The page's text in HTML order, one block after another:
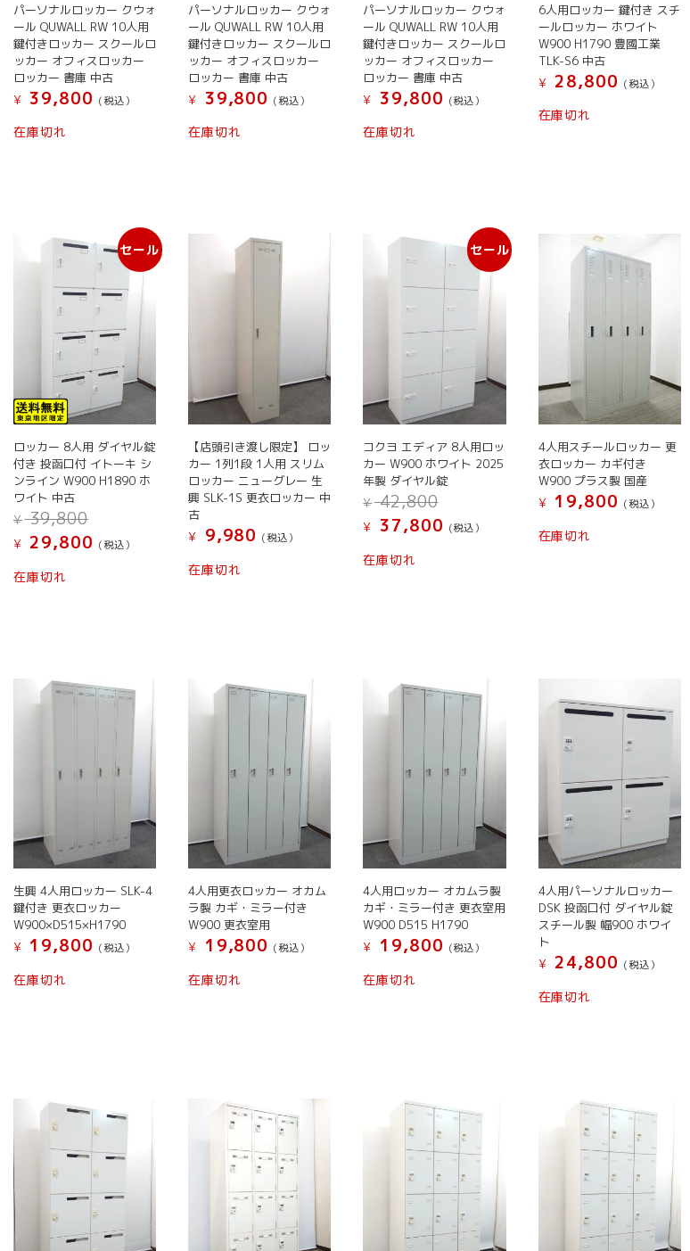
す。
オ
プ
シ
ョ
ジ
す
す。
オ
プ
シ
ョ
ジ
か
ら
選
パーソナルロッカー クウォ
ール QUWALL RW 10人用
鍵付きロッカー スクールロ
ッカー オフィスロッカー
ロッカー 書庫 中古
¥
39,800 (税込）
在庫切れ
パーソナルロッカー クウォ
ール QUWALL RW 10人用
鍵付きロッカー スクールロ
ッカー オフィスロッカー
ロッカー 書庫 中古
¥
39,800 (税込）
在庫切れ
パーソナルロッカー クウォ
ール QUWALL RW 10人用
鍵付きロッカー スクールロ
ッカー オフィスロッカー
ロッカー 書庫 中古
¥
39,800 (税込）
在庫切れ
6人用ロッカー 鍵付き スチ
ールロッカー ホワイト
W900 H1790 豊國工業
TLK-S6 中古
¥ 28,800 (税込）
在庫切れ
セール
ロッカー 8人用 ダイヤル錠
付き 投函口付 イトーキ シ
ンライン W900 H1890 ホ
ワイト 中古
¥39,800
価
¥ 29,800 現
在
す。
(税込）
在庫切れ
【店頭引き渡し限定】 ロッ
カー 1列1段 1人用 スリム
ロッカー ニューグレー 生
興 SLK-1S 更衣ロッカー 中
古
¥
9,980 (税込）
在庫切れ
セール
コクヨ エディア 8人用ロッ
カー W900 ホワイト 2025
年製 ダイヤル錠
¥42,800
価
¥ 37,800 現
在
(税込）
在庫切れ
4人用スチールロッカー 更
衣ロッカー カギ付き
W900 プラス製 国産
¥
19,800 (税込）
在庫切れ
生興 4人用ロッカー SLK-4
鍵付き 更衣ロッカー
W900×D515×H1790
¥
19,800 (税込）
在庫切れ
4人用更衣ロッカー オカム
ラ製 カギ・ミラー付き
W900 更衣室用
¥
19,800 (税込）
在庫切れ
4人用ロッカー オカムラ製
カギ・ミラー付き 更衣室用
W900 D515 H1790
¥
19,800 (税込）
在庫切れ
4人用パーソナルロッカー
DSK 投函口付 ダイヤル錠
スチール製 幅900 ホワイ
ト
¥ 24,800 (税込）
在庫切れ